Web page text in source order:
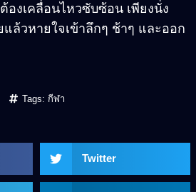
องเคลื่อนไหวซับซ้อน เพียงนั่ง
ล้วหายใจเข้าลึกๆ ช้าๆ และออก
Tags: กีฬา
Twitter